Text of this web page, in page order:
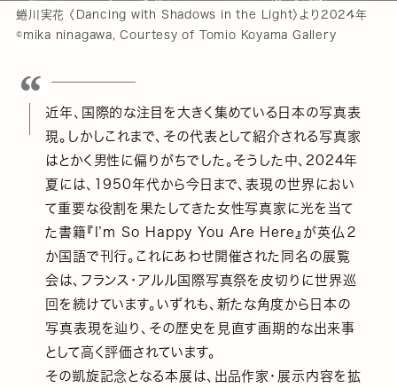
蜷川実花 〈Dancing with Shadows in the Light〉より2024年
©mika ninagawa, Courtesy of Tomio Koyama Gallery
近年、国際的な注目を大きく集めている日本の写真表
現。しかしこれまで、その代表として紹介される写真家
はとかく男性に偏りがちでした。そうした中、2024年
夏には、1950年代から今日まで、表現の世界におい
て重要な役割を果たしてきた女性写真家に光を当て
た書籍『I’m So Happy You Are Here』が英仏２
か国語で刊行。これにあわせ開催された同名の展覧
会は、フランス・アルル国際写真祭を皮切りに世界巡
回を続けています。いずれも、新たな角度から日本の
写真表現を辿り、その歴史を見直す画期的な出来事
として高く評価されています。
その凱旋記念となる本展は、出品作家・展示内容を拡